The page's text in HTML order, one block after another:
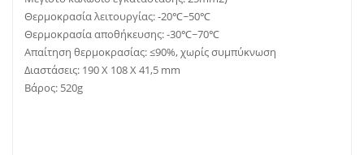
Θερμοκρασία λειτουργίας: -20℃~50℃
Θερμοκρασία αποθήκευσης: -30℃~70℃
Απαίτηση θερμοκρασίας: ≤90%, χωρίς συμπύκνωση
Διαστάσεις: 190 X 108 X 41,5 mm
Βάρος: 520g